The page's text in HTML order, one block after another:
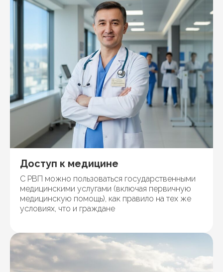
Доступ к медицине
С РВП можно пользоваться государственными
медицинскими услугами (включая первичную
медицинскую помощь), как правило на тех же
условиях, что и граждане